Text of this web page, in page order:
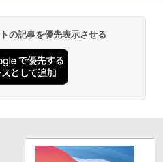
トパソコン ノートPC 新品 Offic
心者向け Windows11 初期設定
メラ zoom 15.6型 テンキー付 I
リ8GB16GB SSD256GB/512G
液晶 大容量バッテリー Wi-Fi
りごと 17巻 (デジタル版ビッグガ
ックス)
の記事を優先表示させる